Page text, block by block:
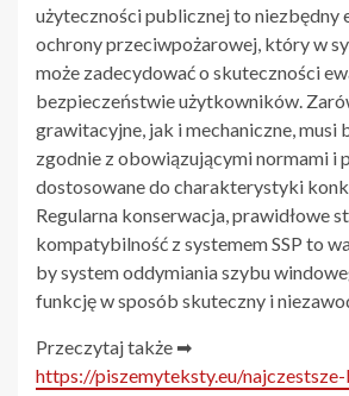
użyteczności publicznej to niezbędny
ochrony przeciwpożarowej, który w
może zadecydować o skuteczności
bezpieczeństwie użytkowników.
grawitacyjne, jak i mechaniczne, musi
zgodnie z obowiązującymi normami i
dostosowane do charakterystyki
Regularna konserwacja, prawidłowe
kompatybilność z systemem SSP to
by system oddymiania szybu
funkcję w sposób skuteczny i
Przeczytaj także ➡
https://piszemyteksty.eu/